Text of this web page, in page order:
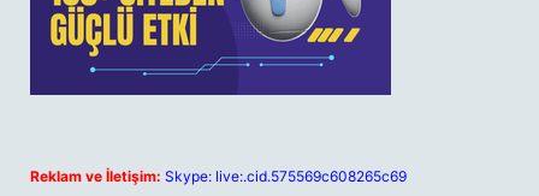
Reklam ve İletişim: Skype: live:.cid.575569c608265c69